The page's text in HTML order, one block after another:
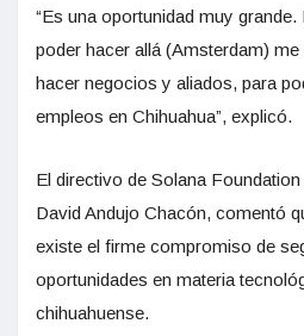
“Es una oportunidad muy
poder hacer allá (Amsterdam)
hacer negocios y aliados, para
empleos en Chihuahua”, explicó.
El directivo de Solana
David Andujo Chacón, comentó
existe el firme compromiso de
oportunidades en materia
chihuahuense.